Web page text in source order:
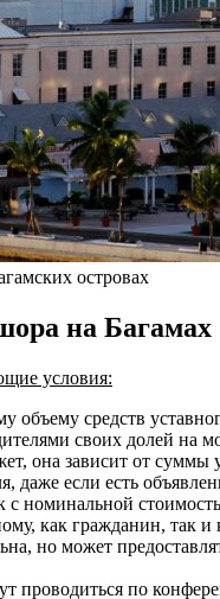
островах
на Багамах
условия:
объему средств
своих долей
она зависит от суммы
даже если есть
номинальной
как гражданин, так
но может
проводиться по